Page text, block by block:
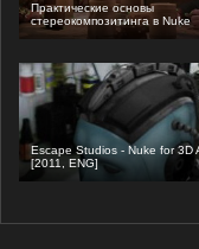
Практические основы
стереокомпозитинга в Nuke
Escape Studios - Nuke for 3D
[2011, ENG]